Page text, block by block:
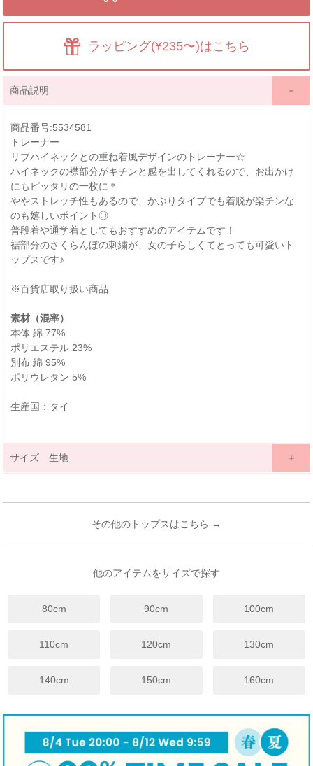
ラッピング(¥235〜)はこちら
商品説明
商品番号:5534581
トレーナー
リブハイネックとの重ね着風デザインのトレーナー☆
ハイネックの襟部分がキチンと感を出してくれるので、お出かけ
にもピッタリの一枚に＊
ややストレッチ性もあるので、かぶりタイプでも着脱が楽チンな
のも嬉しいポイント◎
普段着や通学着としてもおすすめのアイテムです！
裾部分のさくらんぼの刺繍が、女の子らしくてとっても可愛いト
ップスです♪
※百貨店取り扱い商品
素材（混率）
本体 綿 77%
ポリエステル 23%
別布 綿 95%
ポリウレタン 5%
生産国：タイ
サイズ 生地
4歳 4歳~5歳 6歳~ 7歳 7歳~8歳 9歳~
着丈
38 40 43 46 49
53
36 38 40
40
仕上がりにより1.5cm程度の差が生じる場合がございます。
手触り
☐柔らかい ☑ 普通
☐ かため
生地厚さ
☐ 厚手 ☑ 普通
☐ 薄手
裏地
☐ あり ☑ なし ☐ 起毛
その他のトップスはこちら →
他のアイテムをサイズで探す
80cm 90cm 100cm
110cm 120cm 130cm
140cm 150cm 160cm